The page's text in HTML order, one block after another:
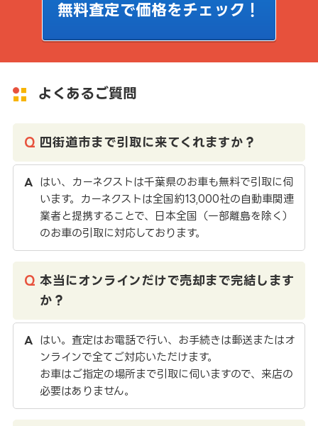
無料査定で価格をチェック！
よくあるご質問
四街道市まで引取に来てくれますか？
はい、カーネクストは千葉県のお車も無料で引取に伺
います。カーネクストは全国約13,000社の自動車関連
業者と提携することで、日本全国（一部離島を除く）
のお車の引取に対応しております。
本当にオンラインだけで売却まで完結します
か？
はい。査定はお電話で行い、お手続きは郵送またはオ
ンラインで全てご対応いただけます。
お車はご指定の場所まで引取に伺いますので、来店の
必要はありません。